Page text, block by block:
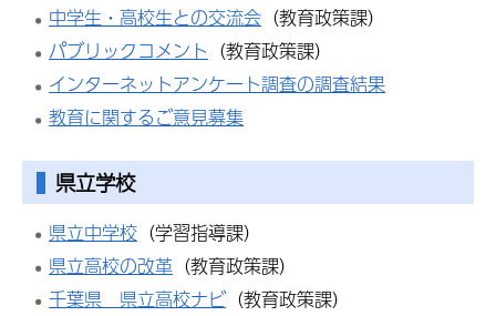
中学生・高校生との交流会 （教育政策課）
パブリックコメント （教育政策課）
インターネットアンケート調査の調査結果
教育に関するご意見募集
県立学校
県立中学校 （学習指導課）
県立高校の改革 （教育政策課）
千葉県 県立高校ナビ（教育政策課）